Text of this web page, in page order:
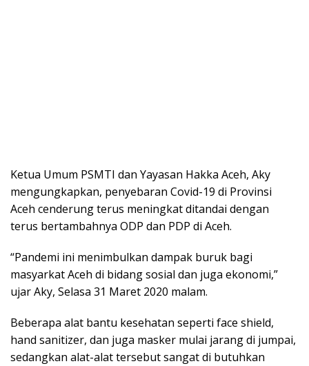
Ketua Umum PSMTI dan Yayasan Hakka Aceh, Aky
mengungkapkan, penyebaran Covid-19 di Provinsi
Aceh cenderung terus meningkat ditandai dengan
terus bertambahnya ODP dan PDP di Aceh.
“Pandemi ini menimbulkan dampak buruk bagi
masyarkat Aceh di bidang sosial dan juga ekonomi,”
ujar Aky, Selasa 31 Maret 2020 malam.
Beberapa alat bantu kesehatan seperti face shield,
hand sanitizer, dan juga masker mulai jarang di jumpai,
sedangkan alat-alat tersebut sangat di butuhkan